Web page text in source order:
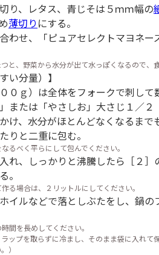
り、レタス、青じそは５ｍｍ幅の
薄切り にする。
わせ、「ピュアセレクトマヨネー
と、野菜から水分が出て水っぽくなるので、
い分量）】
０ｇ）は全体をフォークで刺して
または「やさしお」大さじ１／
け、水分がほとんどなくなるま
りと二重に包む。
るべく平らにして包んでください。
れ、しっかりと沸騰したら［２
。
る場合は、２リットルにしてください。
イルなどで落としぶたをし、鍋
間を長めしてください。
ップを取らずに冷まし、そのまま袋に入れて
）